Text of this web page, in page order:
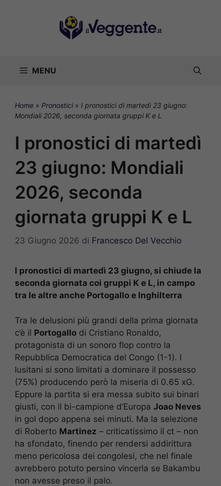
MENU
Home » Pronostici» I pronostici di martedì 23 giugno:
Mondiali 2026, seconda giornata gruppi K e L
I pronostici di martedì
23 giugno: Mondiali
2026, seconda
giornata gruppi K e L
23 Giugno 2026 di Francesco Del Vecchio
I pronostici di martedì 23 giugno, si chiude la
seconda giornata coi gruppi K e L, in campo
tra le altre anche Portogallo e Inghilterra
Tra le delusioni più grandi della prima giornata
c’è il Portogallo di Cristiano Ronaldo,
protagonista di un sonoro flop contro la
Repubblica Democratica del Congo (1-1). I
lusitani si sono limitati a dominare il possesso
(75%) producendo però la miseria di 0.65 xG.
Eppure la partita si era messa subito sui binari
giusti, con il bi-campione d’Europa Joao Neves
in gol dopo appena sei minuti. Ma la selezione
di Roberto Martinez – criticatissimo il ct – non
ha sfondato, finendo per rendersi addirittura
meno pericolosa dei congolesi, che nel finale
avrebbero potuto persino vincerla se Bakambu
non avesse preso il palo.